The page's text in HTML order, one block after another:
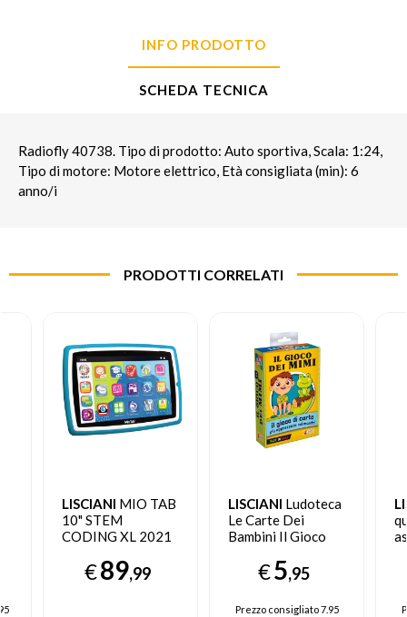
INFO PRODOTTO
SCHEDA TECNICA
Radiofly 40738. Tipo di prodotto: Auto sportiva, Scala: 1:24,
Tipo di motore: Motore elettrico, Età consigliata (min): 6
anno/i
PRODOTTI CORRELATI
LISCIANI MIO TAB
10" STEM
CODING XL 2021
€89,99
LISCIANI Ludoteca
Le Carte Dei
Bambini Il Gioco
€5,95
Prezzo consigliato7.95